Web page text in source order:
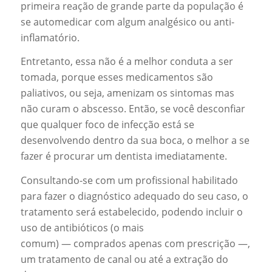
primeira reação de grande parte da população é
se automedicar com algum analgésico ou anti-
inflamatório.
Entretanto, essa não é a melhor conduta a ser
tomada, porque esses medicamentos são
paliativos, ou seja, amenizam os sintomas mas
não curam o abscesso. Então, se você desconfiar
que qualquer foco de infecção está se
desenvolvendo dentro da sua boca, o melhor a se
fazer é procurar um dentista imediatamente.
Consultando-se com um profissional habilitado
para fazer o diagnóstico adequado do seu caso, o
tratamento será estabelecido, podendo incluir o
uso de antibióticos (o mais
comum) — comprados apenas com prescrição —,
um tratamento de canal ou até a extração do